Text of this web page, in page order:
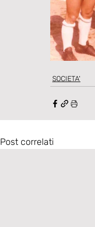
SOCIETA'
Post correlati